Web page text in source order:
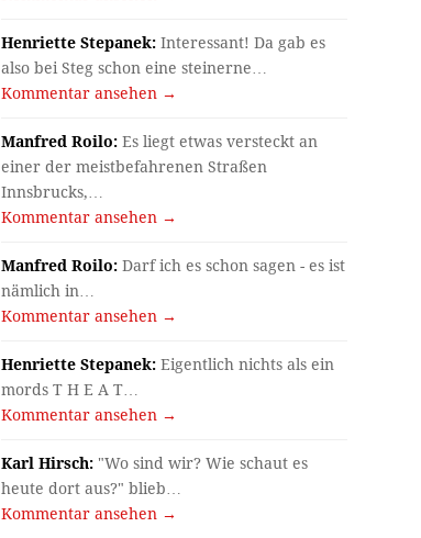
Henriette Stepanek: Interessant! Da gab es
also bei Steg schon eine steinerne…
Kommentar ansehen →
Manfred Roilo: Es liegt etwas versteckt an
einer der meistbefahrenen Straßen
Innsbrucks,…
Kommentar ansehen →
Manfred Roilo: Darf ich es schon sagen - es ist
nämlich in…
Kommentar ansehen →
Henriette Stepanek: Eigentlich nichts als ein
mords T H E A T…
Kommentar ansehen →
Karl Hirsch: "Wo sind wir? Wie schaut es
heute dort aus?" blieb…
Kommentar ansehen →